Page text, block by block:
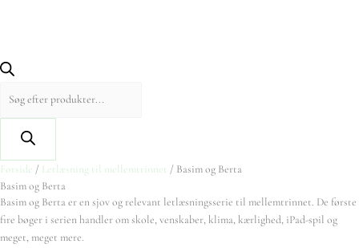
Forside / Letlæsning til mellemtrinnet / Basim og Berta
Basim og Berta
Basim og Berta er en sjov og relevant letlæsningsserie til mellemtrinnet. De første
fire bøger i serien handler om skole, venskaber, klima, kærlighed, iPad-spil og
meget, meget mere.